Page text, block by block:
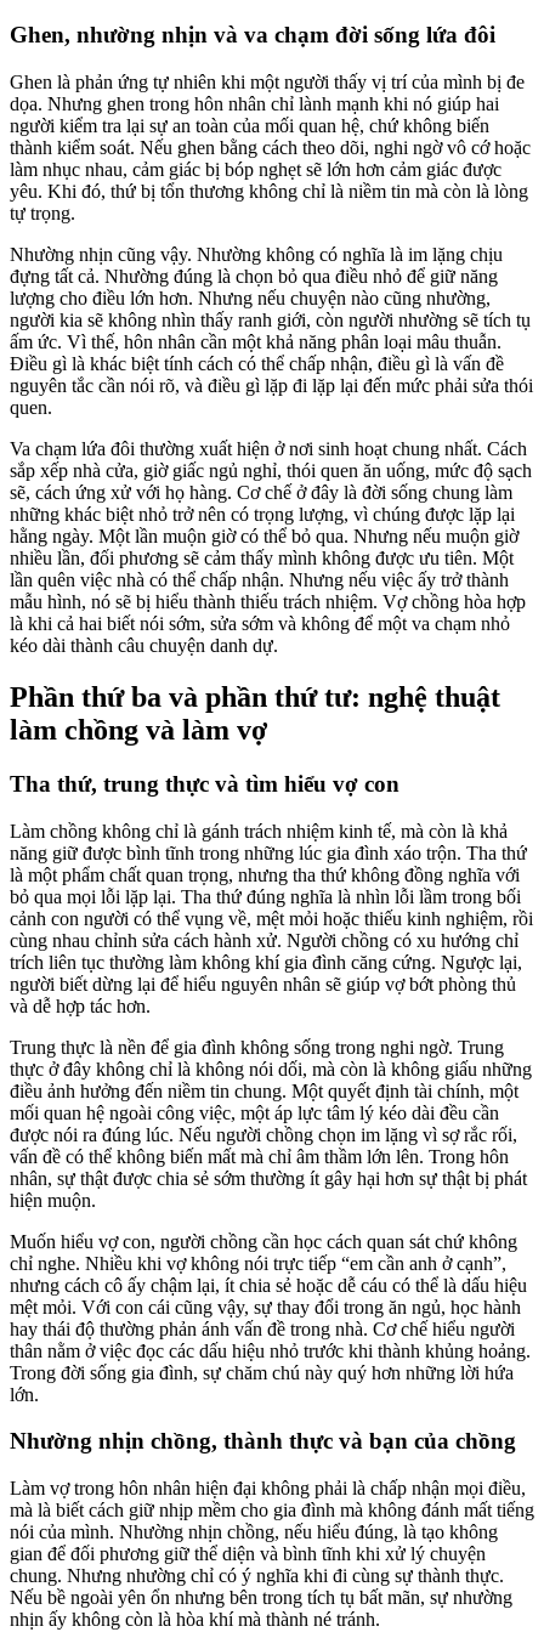
Ghen, nhường nhịn và va chạm đời sống lứa đôi
Ghen là phản ứng tự nhiên khi một người thấy vị trí của mình bị đe
dọa. Nhưng ghen trong hôn nhân chỉ lành mạnh khi nó giúp hai
người kiểm tra lại sự an toàn của mối quan hệ, chứ không biến
thành kiểm soát. Nếu ghen bằng cách theo dõi, nghi ngờ vô cớ hoặc
làm nhục nhau, cảm giác bị bóp nghẹt sẽ lớn hơn cảm giác được
yêu. Khi đó, thứ bị tổn thương không chỉ là niềm tin mà còn là lòng
tự trọng.
Nhường nhịn cũng vậy. Nhường không có nghĩa là im lặng chịu
đựng tất cả. Nhường đúng là chọn bỏ qua điều nhỏ để giữ năng
lượng cho điều lớn hơn. Nhưng nếu chuyện nào cũng nhường,
người kia sẽ không nhìn thấy ranh giới, còn người nhường sẽ tích tụ
ấm ức. Vì thế, hôn nhân cần một khả năng phân loại mâu thuẫn.
Điều gì là khác biệt tính cách có thể chấp nhận, điều gì là vấn đề
nguyên tắc cần nói rõ, và điều gì lặp đi lặp lại đến mức phải sửa thói
quen.
Va chạm lứa đôi thường xuất hiện ở nơi sinh hoạt chung nhất. Cách
sắp xếp nhà cửa, giờ giấc ngủ nghỉ, thói quen ăn uống, mức độ sạch
sẽ, cách ứng xử với họ hàng. Cơ chế ở đây là đời sống chung làm
những khác biệt nhỏ trở nên có trọng lượng, vì chúng được lặp lại
hằng ngày. Một lần muộn giờ có thể bỏ qua. Nhưng nếu muộn giờ
nhiều lần, đối phương sẽ cảm thấy mình không được ưu tiên. Một
lần quên việc nhà có thể chấp nhận. Nhưng nếu việc ấy trở thành
mẫu hình, nó sẽ bị hiểu thành thiếu trách nhiệm. Vợ chồng hòa hợp
là khi cả hai biết nói sớm, sửa sớm và không để một va chạm nhỏ
kéo dài thành câu chuyện danh dự.
Phần thứ ba và phần thứ tư: nghệ thuật
làm chồng và làm vợ
Tha thứ, trung thực và tìm hiểu vợ con
Làm chồng không chỉ là gánh trách nhiệm kinh tế, mà còn là khả
năng giữ được bình tĩnh trong những lúc gia đình xáo trộn. Tha thứ
là một phẩm chất quan trọng, nhưng tha thứ không đồng nghĩa với
bỏ qua mọi lỗi lặp lại. Tha thứ đúng nghĩa là nhìn lỗi lầm trong bối
cảnh con người có thể vụng về, mệt mỏi hoặc thiếu kinh nghiệm, rồi
cùng nhau chỉnh sửa cách hành xử. Người chồng có xu hướng chỉ
trích liên tục thường làm không khí gia đình căng cứng. Ngược lại,
người biết dừng lại để hiểu nguyên nhân sẽ giúp vợ bớt phòng thủ
và dễ hợp tác hơn.
Trung thực là nền để gia đình không sống trong nghi ngờ. Trung
thực ở đây không chỉ là không nói dối, mà còn là không giấu những
điều ảnh hưởng đến niềm tin chung. Một quyết định tài chính, một
mối quan hệ ngoài công việc, một áp lực tâm lý kéo dài đều cần
được nói ra đúng lúc. Nếu người chồng chọn im lặng vì sợ rắc rối,
vấn đề có thể không biến mất mà chỉ âm thầm lớn lên. Trong hôn
nhân, sự thật được chia sẻ sớm thường ít gây hại hơn sự thật bị phát
hiện muộn.
Muốn hiểu vợ con, người chồng cần học cách quan sát chứ không
chỉ nghe. Nhiều khi vợ không nói trực tiếp “em cần anh ở cạnh”,
nhưng cách cô ấy chậm lại, ít chia sẻ hoặc dễ cáu có thể là dấu hiệu
mệt mỏi. Với con cái cũng vậy, sự thay đổi trong ăn ngủ, học hành
hay thái độ thường phản ánh vấn đề trong nhà. Cơ chế hiểu người
thân nằm ở việc đọc các dấu hiệu nhỏ trước khi thành khủng hoảng.
Trong đời sống gia đình, sự chăm chú này quý hơn những lời hứa
lớn.
Nhường nhịn chồng, thành thực và bạn của chồng
Làm vợ trong hôn nhân hiện đại không phải là chấp nhận mọi điều,
mà là biết cách giữ nhịp mềm cho gia đình mà không đánh mất tiếng
nói của mình. Nhường nhịn chồng, nếu hiểu đúng, là tạo không
gian để đối phương giữ thể diện và bình tĩnh khi xử lý chuyện
chung. Nhưng nhường chỉ có ý nghĩa khi đi cùng sự thành thực.
Nếu bề ngoài yên ổn nhưng bên trong tích tụ bất mãn, sự nhường
nhịn ấy không còn là hòa khí mà thành né tránh.